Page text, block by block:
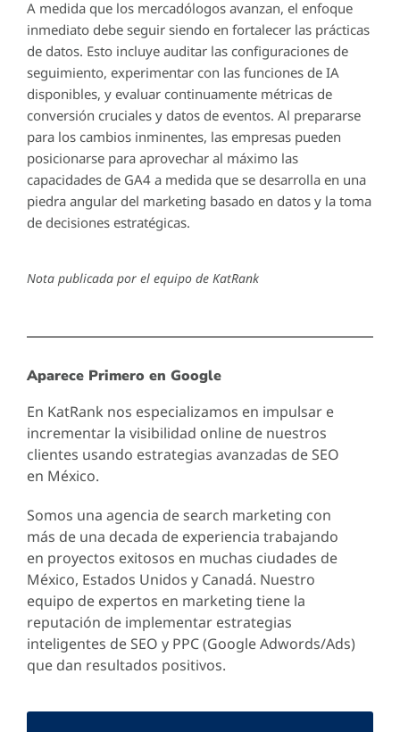
A medida que los mercadólogos avanzan, el enfoque
inmediato debe seguir siendo en fortalecer las prácticas
de datos. Esto incluye auditar las configuraciones de
seguimiento, experimentar con las funciones de IA
disponibles, y evaluar continuamente métricas de
conversión cruciales y datos de eventos. Al prepararse
para los cambios inminentes, las empresas pueden
posicionarse para aprovechar al máximo las
capacidades de GA4 a medida que se desarrolla en una
piedra angular del marketing basado en datos y la toma
de decisiones estratégicas.
Nota publicada por el equipo de KatRank
Aparece Primero en Google
En KatRank nos especializamos en impulsar e
incrementar la visibilidad online de nuestros
clientes usando estrategias avanzadas de SEO
en México.
Somos una agencia de search marketing con
más de una decada de experiencia trabajando
en proyectos exitosos en muchas ciudades de
México, Estados Unidos y Canadá. Nuestro
equipo de expertos en marketing tiene la
reputación de implementar estrategias
inteligentes de SEO y PPC (Google Adwords/Ads)
que dan resultados positivos.